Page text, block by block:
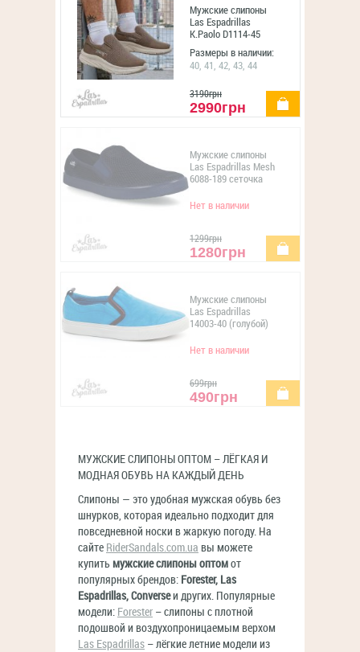
Мужские слипоны
Las Espadrillas
K.Paolo D1114-45
Размеры в наличии:
40, 41, 42, 43, 44
3190грн
2990грн
купить
Мужские слипоны
Las Espadrillas Mesh
6088-189 сеточка
Нет в наличии
1299грн
1280грн
купить
Мужские слипоны
Las Espadrillas
14003-40 (голубой)
Нет в наличии
699грн
490грн
купить
МУЖСКИЕ СЛИПОНЫ ОПТОМ – ЛЁГКАЯ И
МОДНАЯ ОБУВЬ НА КАЖДЫЙ ДЕНЬ
Слипоны — это удобная мужская обувь без
шнурков, которая идеально подходит для
повседневной носки в жаркую погоду. На
сайте RiderSandals.com.ua вы можете
купить мужские слипоны оптомот
популярных брендов: Forester, Las
Espadrillas, Converseи других. Популярные
модели: Forester – слипоны с плотной
подошвой и воздухопроницаемым верхом
Las Espadrillas – лёгкие летние модели из